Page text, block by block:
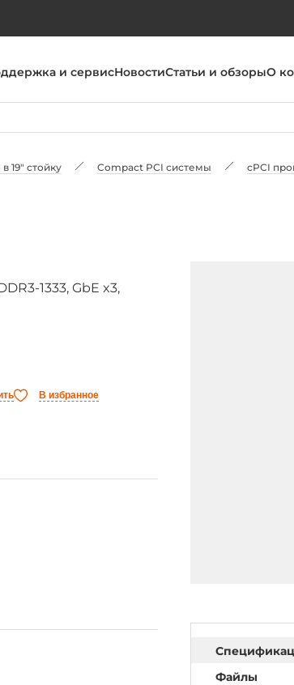
и сервисНовостиСтатьи и обзорыО
19" стойку Compact PCI системы cPCI
1333, GbE x3,
В избранное
Файлы